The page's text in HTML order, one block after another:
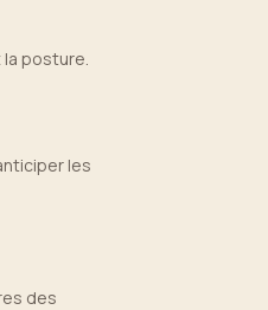
la posture.
les
des